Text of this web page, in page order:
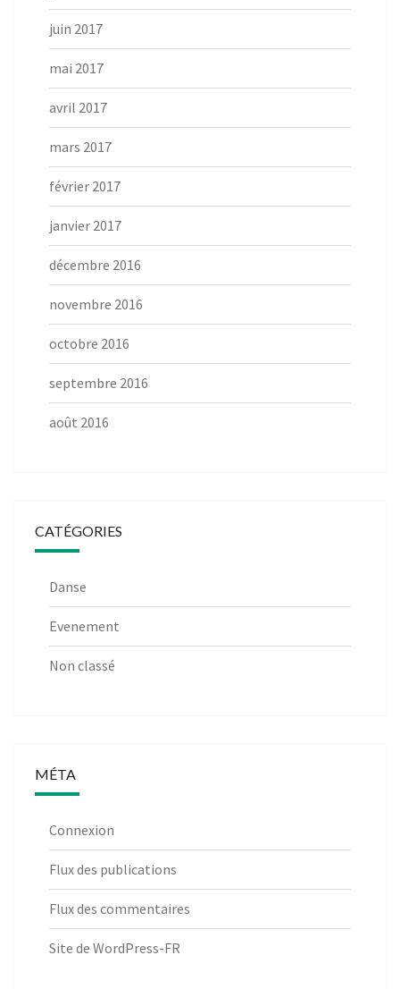
juin 2017
mai 2017
avril 2017
mars 2017
février 2017
janvier 2017
décembre 2016
novembre 2016
octobre 2016
septembre 2016
août 2016
CATÉGORIES
Danse
Evenement
Non classé
MÉTA
Connexion
Flux des publications
Flux des commentaires
Site de WordPress-FR